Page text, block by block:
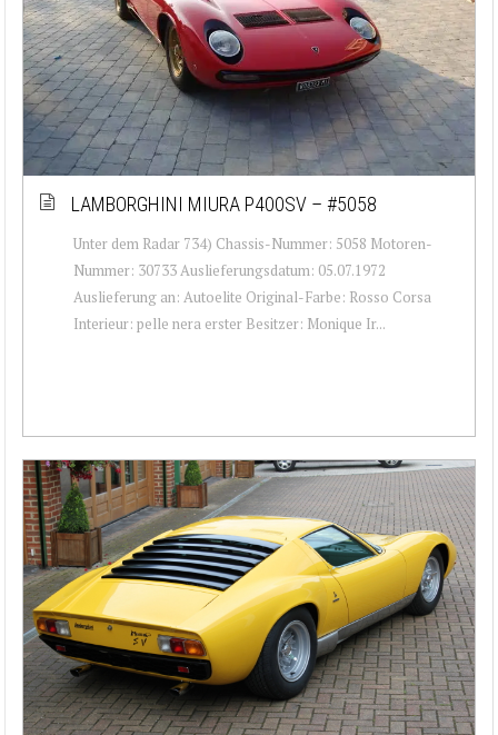
LAMBORGHINI MIURA P400SV – #5058
Unter dem Radar 734) Chassis-Nummer: 5058 Motoren-
Nummer: 30733 Auslieferungsdatum: 05.07.1972
Auslieferung an: Autoelite Original-Farbe: Rosso Corsa
Interieur: pelle nera erster Besitzer: Monique Ir...